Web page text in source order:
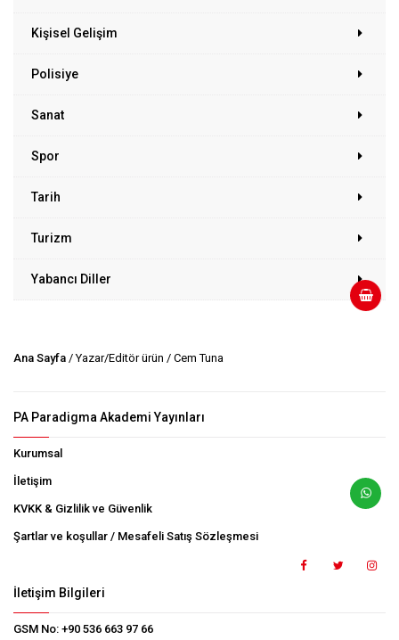
Kişisel Gelişim
Polisiye
Sanat
Spor
Tarih
Turizm
Yabancı Diller
Ana Sayfa / Yazar/Editör ürün / Cem Tuna
PA Paradigma Akademi Yayınları
Kurumsal
İletişim
KVKK & Gizlilik ve Güvenlik
Şartlar ve koşullar / Mesafeli Satış Sözleşmesi
İletişim Bilgileri
GSM No: +90 536 663 97 66